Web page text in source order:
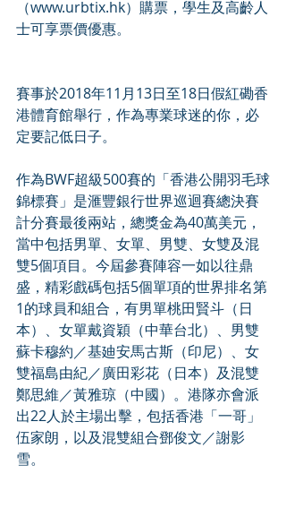
（www.urbtix.hk）購票，學生及高齡人
士可享票價優惠。
賽事於2018年11月13日至18日假紅磡香
港體育館舉行，作為專業球迷的你，必
定要記低日子。
作為BWF超級500賽的「香港公開羽毛球
錦標賽」是滙豐銀行世界巡迴賽總決賽
計分賽最後兩站，總獎金為40萬美元，
當中包括男單、女單、男雙、女雙及混
雙5個項目。今屆參賽陣容一如以往鼎
盛，精彩戲碼包括5個單項的世界排名第
1的球員和組合，有男單桃田賢斗（日
本）、女單戴資穎（中華台北）、男雙
蘇卡穆約／基廸安馬古斯（印尼）、女
雙福島由紀／廣田彩花（日本）及混雙
鄭思維／黃雅琼（中國）。港隊亦會派
出22人於主場出擊，包括香港「一哥」
伍家朗，以及混雙組合鄧俊文／謝影
雪。